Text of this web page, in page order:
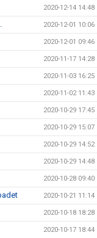
2020-12-14 14:48
2020-12-01 10:06
2020-12-01 09:46
2020-11-17 14:28
2020-11-03 16:25
2020-11-02 11:43
2020-10-29 17:45
2020-10-29 15:07
2020-10-29 14:52
2020-10-29 14:48
2020-10-28 09:40
2020-10-21 11:14
2020-10-18 18:28
2020-10-17 18:44